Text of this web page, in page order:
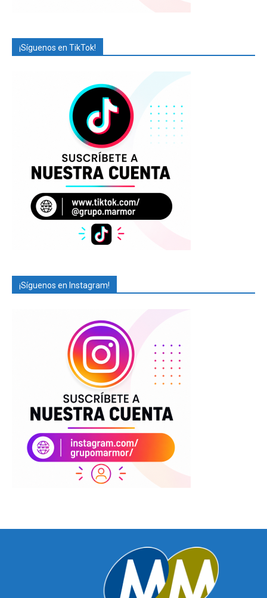
¡Síguenos en TikTok!
¡Síguenos en Instagram!